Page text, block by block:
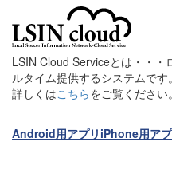
LSIN Cloud Serviceとは・・・
ルタイム提供するシステムです。
詳しくはこちらをご覧ください。
Android用アプリ iPhone用ア